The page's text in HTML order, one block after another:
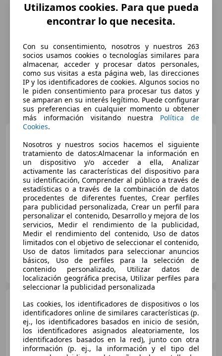
Copa
€ 8.280 1
Buenprecio
03/2012 47.936 km Gasolina 77 kW (105 CV)
OCASIONPLUS SEVILLA CENTRO II
ES-41007 Sevilla
SEAT Leon1.2 TSI 105 CV
Start&Stop Style
€ 7.990
Utilizamos cookies. Para que pueda
encontrar lo que necesita.
Con su consentimiento, nosotros y nuestros 263
socios usamos cookies o tecnologías similares para
almacenar, acceder y procesar datos personales,
como sus visitas a esta página web, las direcciones
IP y los identificadores de cookies. Algunos socios no
le piden consentimiento para procesar tus datos y
se amparan en su interés legítimo. Puede configurar
sus preferencias en cualquier momento u obtener
más información visitando nuestra Política de
Cookies.
Nosotros y nuestros socios hacemos el siguiente
tratamiento de datos:Almacenar la información en
un dispositivo y/o acceder a ella, Analizar
activamente las características del dispositivo para
su identificación, Comprender al público a través de
estadísticas o a través de la combinación de datos
procedentes de diferentes fuentes, Crear perfiles
para publicidad personalizada, Crear un perfil para
personalizar el contenido, Desarrollo y mejora de los
servicios, Medir el rendimiento de la publicidad,
Medir el rendimiento del contenido, Uso de datos
limitados con el objetivo de seleccionar el contenido,
Uso de datos limitados para seleccionar anuncios
básicos, Uso de perfiles para la selección de
contenido personalizado, Utilizar datos de
localización geográfica precisa, Utilizar perfiles para
seleccionar la publicidad personalizada
Las cookies, los identificadores de dispositivos o los
identificadores online de similares características (p.
ej., los identificadores basados en inicio de sesión,
los identificadores asignados aleatoriamente, los
identificadores basados en la red), junto con otra
información (p. ej., la información y el tipo del